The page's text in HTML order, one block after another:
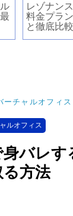
レゾナン
料金プラ
と徹底比較
ーチャルオフィス
ルオフィス
バレ
方法